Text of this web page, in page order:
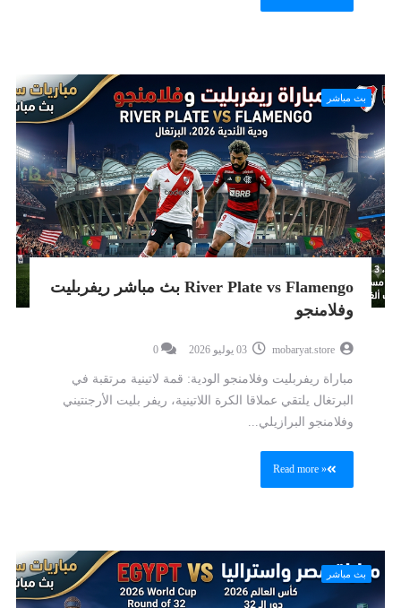
بث مباشر
River Plate vs Flamengo بث مباشر ريفربليت
وفلامنجو
mobaryat.store
0
مباراة ريفربليت وفلامنجو الودية: قمة لاتينية مرتقبة في
البرتغال يلتقي عملاقا الكرة اللاتينية، ريفر بليت الأرجنتيني
وفلامنجو البرازيلي...
Read more »
بث مباشر